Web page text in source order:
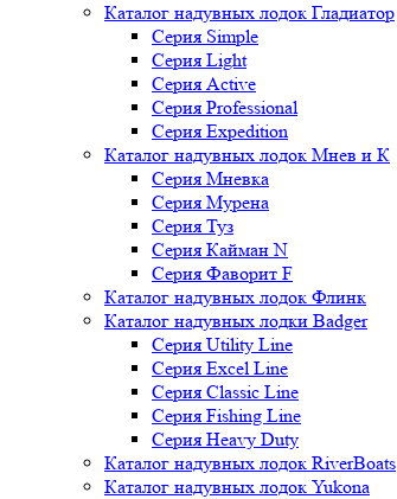
Каталог надувных лодок Гладиатор
Серия Simple
Серия Light
Серия Active
Серия Professional
Серия Expedition
Каталог надувных лодок Мнев и К
Серия Мневка
Серия Мурена
Серия Туз
Серия Кайман N
Серия Фаворит F
Каталог надувных лодок Флинк
Каталог надувных лодки Badger
Серия Utility Line
Серия Excel Line
Серия Classic Line
Серия Fishing Line
Серия Heavy Duty
Каталог надувных лодок RiverBoats
Каталог надувных лодок Yukona